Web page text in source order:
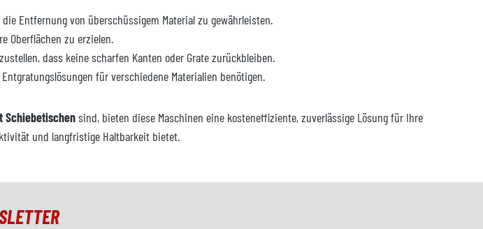
Entfernung von überschüssigem Material zu gewährleisten.
Oberflächen zu erzielen.
dass keine scharfen Kanten oder Grate zurückbleiben.
für verschiedene Materialien benötigen.
Schiebetischensind, bieten diese Maschinen eine kosteneffiziente, zuverlässige Lösung für Ihre
und langfristige Haltbarkeit bietet.